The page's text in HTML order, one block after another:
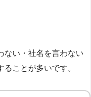
ない・社名を言わない
ることが多いです。